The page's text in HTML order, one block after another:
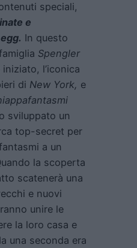
speciali,
e
In questo
Spengler
l’iconica
di New York, e
sviluppato un
top-secret per
a un
la scoperta
scatenerà una
e nuovi
unire le
la loro casa e
una seconda era